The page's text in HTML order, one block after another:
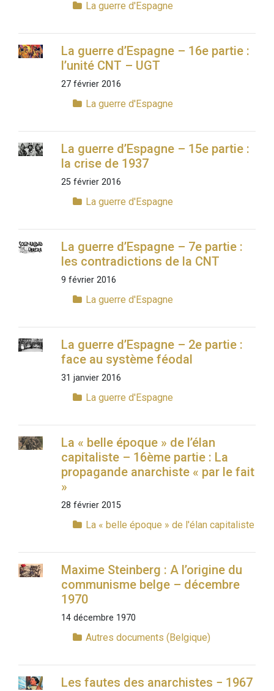
La guerre d'Espagne
La guerre d’Espagne – 16e partie :
l’unité CNT – UGT
27 février 2016
La guerre d'Espagne
La guerre d’Espagne – 15e partie :
la crise de 1937
25 février 2016
La guerre d'Espagne
La guerre d’Espagne – 7e partie :
les contradictions de la CNT
9 février 2016
La guerre d'Espagne
La guerre d’Espagne – 2e partie :
face au système féodal
31 janvier 2016
La guerre d'Espagne
La « belle époque » de l’élan
capitaliste – 16ème partie : La
propagande anarchiste « par le fait
»
28 février 2015
La « belle époque » de l'élan capitaliste
Maxime Steinberg : A l’origine du
communisme belge – décembre
1970
14 décembre 1970
Autres documents (Belgique)
Les fautes des anarchistes − 1967